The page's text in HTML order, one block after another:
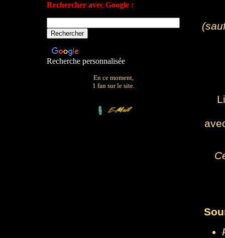
Votre avis sur le site
Rechercher avec Google :
Recherche personnalisée
En ce moment,
1 fan sur le site.